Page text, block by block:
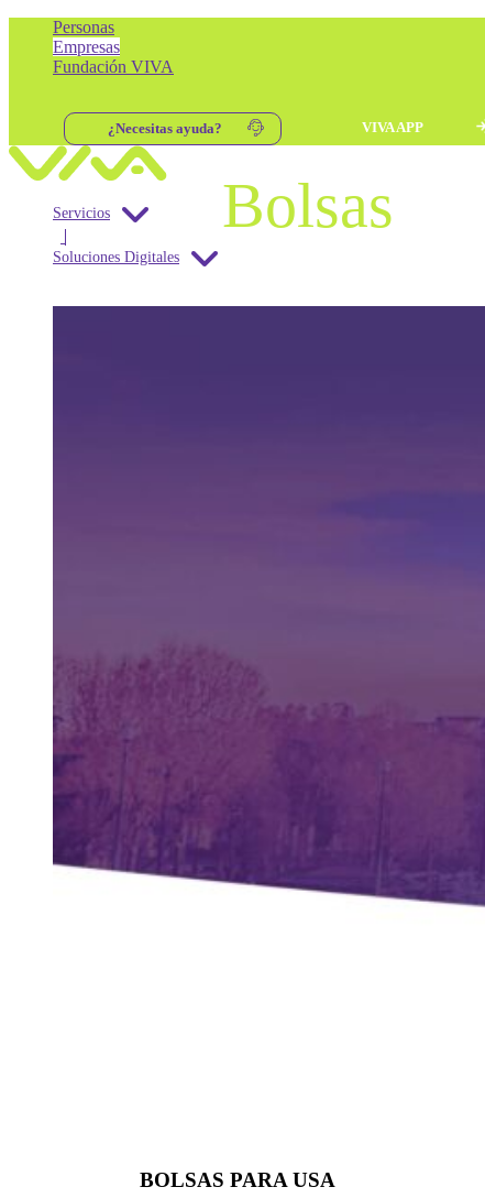
Personas
Empresas
Fundación VIVA
¿Necesitas ayuda? VIVA APP
Skip to content
Navegación principal
Servicios
Soluciones Digitales
Bolsas
BOLSAS PARA USA